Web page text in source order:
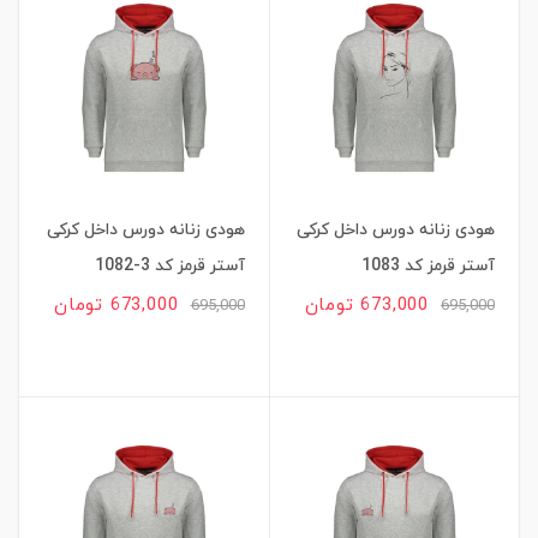
هودی زنانه دورس داخل کرکی
آستر قرمز کد 1083
695,000 673,000 تومان
هودی زنانه دورس داخل کرکی
آستر قرمز کد 3-1082
695,000 673,000 تومان